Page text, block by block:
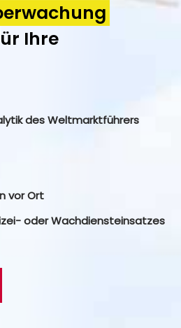
Ihre
des Weltmarktführers
vor Ort
oder Wachdiensteinsatzes